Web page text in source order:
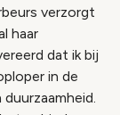
verzorgt
haar
dat ik bij
in de